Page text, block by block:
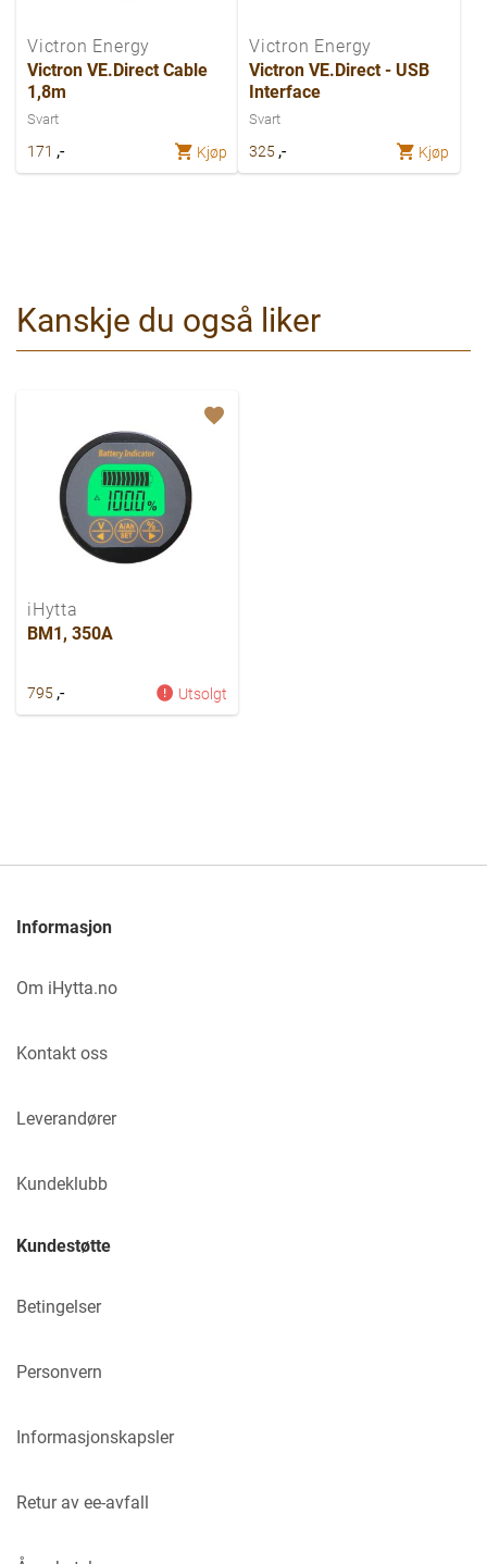
Victron Energy
Victron VE.Direct Cable
1,8m
Svart
171 ,- Kjøp
Victron Energy
Victron VE.Direct - USB
Interface
Svart
325 ,- Kjøp
Kanskje du også liker
iHytta
BM1, 350A
795 ,- Utsolgt
Informasjon
Om iHytta.no
Kontakt oss
Leverandører
Kundeklubb
Kundestøtte
Betingelser
Personvern
Informasjonskapsler
Retur av ee-avfall